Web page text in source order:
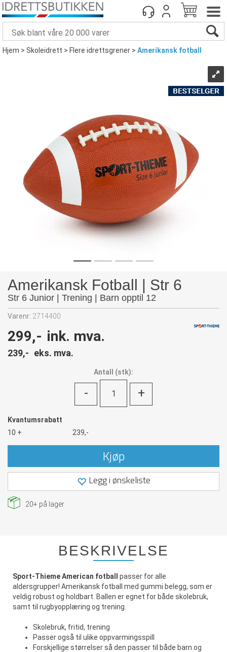
Hjem>Skoleidrett>Flere idrettsgrener>Amerikansk fotball
Amerikansk Fotball | Str 6
Str 6 Junior | Trening | Barn opptil 12
Varenr: 2714400
299,- ink. mva.
239,- eks. mva.
Antall (stk):
- +
Kvantumsrabatt
10 +
239,-
Kjøp
Legg i ønskeliste
20+ på lager
BESKRIVELSE
Sport-Thieme American fotball
passer for alle
aldersgrupper! Amerikansk fotball med gummi belegg, som er
veldig robust og holdbart. Ballen er egnet for både skolebruk,
samt til rugbyopplæring og trening.
Skolebruk, fritid, trening
Passer også til ulike oppvarmingsspill
Forskjellige størrelser så den passer til både barn og